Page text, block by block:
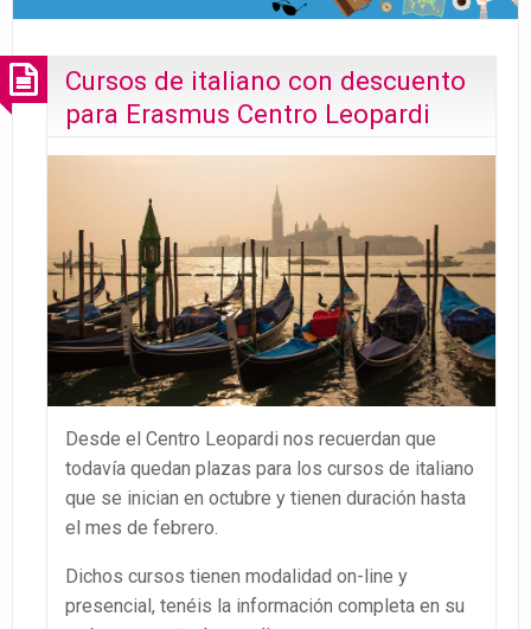
Cursos de italiano con descuento
para Erasmus Centro Leopardi
Desde el Centro Leopardi nos recuerdan que
todavía quedan plazas para los cursos de italiano
que se inician en octubre y tienen duración hasta
el mes de febrero.
Dichos cursos tienen modalidad on-line y
presencial, tenéis la información completa en su